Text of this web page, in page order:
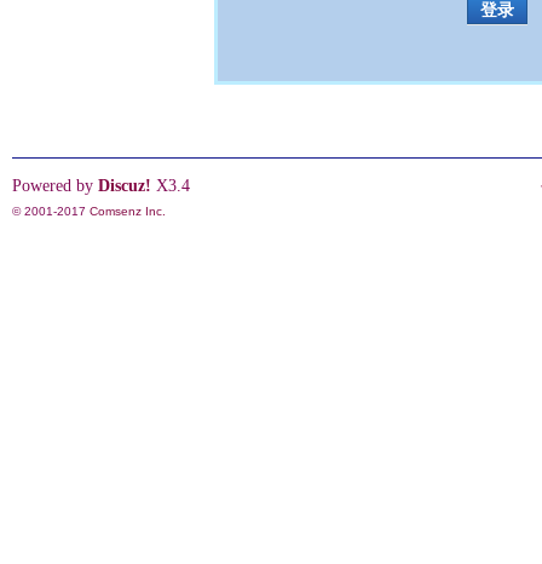
登录
Powered by Discuz! X3.4
© 2001-2017 Comsenz Inc.